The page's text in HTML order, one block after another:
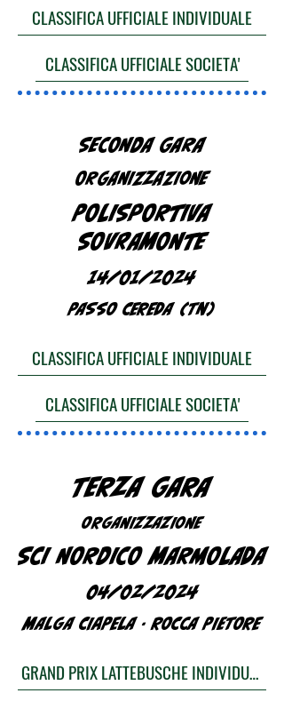
CLASSIFICA UFFICIALE INDIVIDUALE
CLASSIFICA UFFICIALE SOCIETA'
SECONDA GARA
ORGANIZZAZIONE
POLISPORTIVA
SOVRAMONTE
14/01/2024
PASSO CEREDA (TN)
CLASSIFICA UFFICIALE INDIVIDUALE
CLASSIFICA UFFICIALE SOCIETA'
TERZA GARA
ORGANIZZAZIONE
SCI NORDICO MARMOLADA
04/02/2024
MALGA CIAPELA - ROCCA PIETORE
GRAND PRIX LATTEBUSCHE INDIVIDUALE